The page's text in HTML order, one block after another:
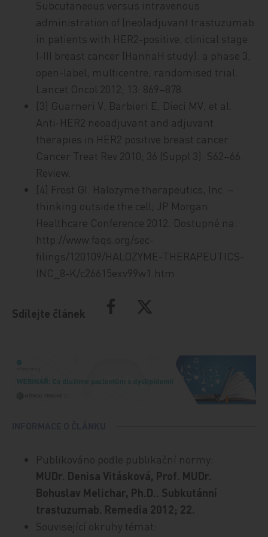
Subcutaneous versus intravenous
administration of (neo)adjuvant trastuzumab
in patients with HER2-positive, clinical stage
I-III breast cancer (HannaH study): a phase 3,
open-label, multicentre, randomised trial.
Lancet Oncol 2012; 13: 869–878.
[3] Guarneri V, Barbieri E, Dieci MV, et al.
Anti-HER2 neoadjuvant and adjuvant
therapies in HER2 positive breast cancer.
Cancer Treat Rev 2010; 36 (Suppl 3): S62–66.
Review.
[4] Frost GI. Halozyme therapeutics, Inc. –
thinking outside the cell; JP Morgan
Healthcare Conference 2012. Dostupné na:
http://www.faqs.org/sec-
filings/120109/HALOZYME-THERAPEUTICS-
INC_8-K/c26615exv99w1.htm
Sdílejte článek
Publikováno podle publikační normy:
MUDr. Denisa Vitásková, Prof. MUDr.
Bohuslav Melichar, Ph.D.. Subkutánní
trastuzumab. Remedia 2012; 22.
Související okruhy témat: